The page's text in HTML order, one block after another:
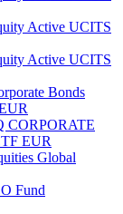
Active UCITS
Active UCITS
Bonds
CORPORATE
EUR
Global
Fund